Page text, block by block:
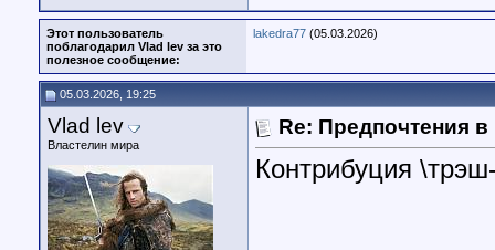
Этот пользователь
поблагодарил Vlad lev за это
полезное сообщение:
lakedra77 (05.03.2026)
05.03.2026, 19:25
Vlad lev
Властелин мира
Re: Предпочтения
Контрибуция